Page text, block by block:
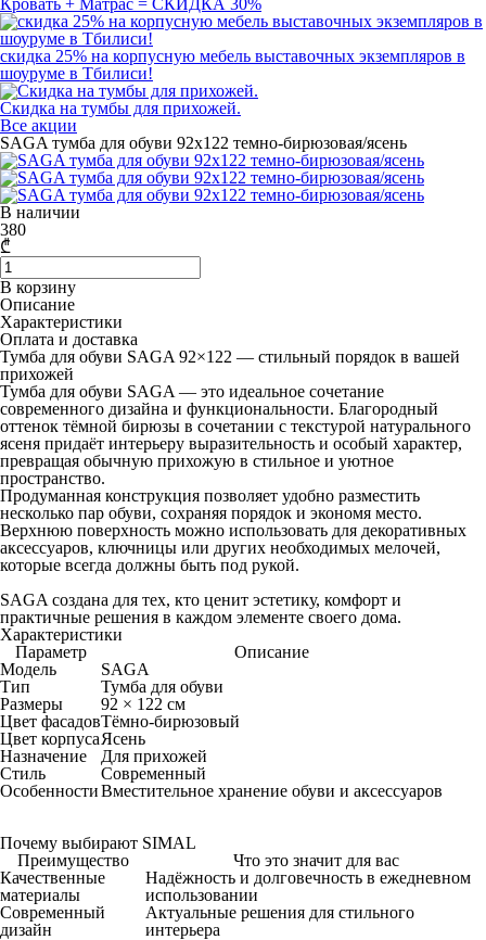
Кровать + Матрас = СКИДКА 30%
скидка 25% на корпусную мебель выставочных экземпляров в
шоуруме в Тбилиси!
Скидка на тумбы для прихожей.
Все акции
SAGA тумба для обуви 92х122 темно-бирюзовая/ясень
В наличии
380
₾
В корзину
Описание
Характеристики
Оплата и доставка
Тумба для обуви SAGA 92×122 — стильный порядок в вашей
прихожей
Тумба для обуви SAGA — это идеальное сочетание
современного дизайна и функциональности. Благородный
оттенок тёмной бирюзы в сочетании с текстурой натурального
ясеня придаёт интерьеру выразительность и особый характер,
превращая обычную прихожую в стильное и уютное
пространство.
Продуманная конструкция позволяет удобно разместить
несколько пар обуви, сохраняя порядок и экономя место.
Верхнюю поверхность можно использовать для декоративных
аксессуаров, ключницы или других необходимых мелочей,
которые всегда должны быть под рукой.
SAGA создана для тех, кто ценит эстетику, комфорт и
практичные решения в каждом элементе своего дома.
Характеристики
Параметр
Описание
Модель
SAGA
Тип
Тумба для обуви
Размеры
92 × 122 см
Цвет фасадовТёмно-бирюзовый
Цвет корпусаЯсень
Назначение
Для прихожей
Стиль
Современный
ОсобенностиВместительное хранение обуви и аксессуаров
Почему выбирают SIMAL
Преимущество
Что это значит для вас
Качественные
материалы
Надёжность и долговечность в ежедневном
использовании
Современный
дизайн
Актуальные решения для стильного
интерьера